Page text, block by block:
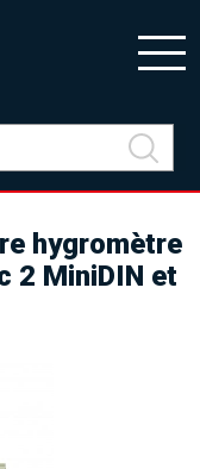
hygromètre
2 MiniDIN et